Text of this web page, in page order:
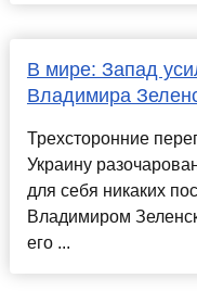
В мире: Запад
Владимира
Трехсторонние
Украину
для себя никаких
Владимиром
его ...